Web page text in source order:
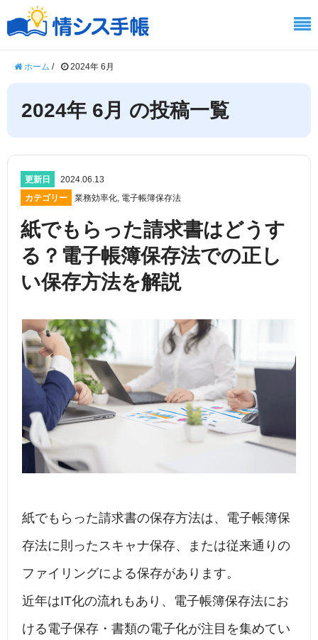
ホーム / 2024年 6月
2024年 6月 の投稿一覧
更新日
2024.06.13
カテゴリー
業務効率化, 電子帳簿保存法
紙でもらった請求書はどうす
る？電子帳簿保存法での正し
い保存方法を解説
紙でもらった請求書の保存方法は、電子帳簿保
存法に則ったスキャナ保存、または従来通りの
ファイリングによる保存があります。
近年はIT化の流れもあり、電子帳簿保存法にお
ける電子保存・書類の電子化が注目を集めてい